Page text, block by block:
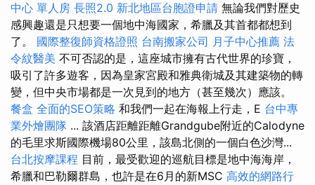
中心 單人房 長照2.0 新北地區台胞證申請 無論我們對歷史
感興趣還是只想要一個地中海國家，希臘及其首都都想到
了。 國際整復師資格證照 台南搬家公司 月子中心推薦 法
令紋醫美 不可否認的是，這座城市擁有古代世界的珍寶，
吸引了許多遊客，因為皇家宮殿和雅典衛城及其建築物的轉
變，但中央市場都是一次見到的地方（甚至幾次）應該。
餐盒 全面的SEO策略 和我們一起在海報上行走，E 台中專
業外燴團隊 ... 該酒店距離距離Grandgube附近的Calodyne
的毛里求斯國際機場80公里，該島北側的一個白色沙灣...
台北按摩課程 目前，最受歡迎的巡航目標是地中海海岸，
希臘和巴勒爾群島，也許是在6月的新MSC 高效的網路行